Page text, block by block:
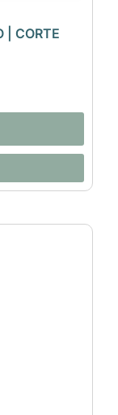
| CORTE